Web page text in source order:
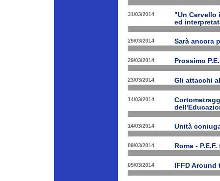
31/03/2014
"Un Cervello
ed
29/03/2014 Sarà ancora
29/03/2014 Prossimo
23/03/2014 Gli attacchi
14/03/2014
14/03/2014 Unità
09/03/2014 Roma -
09/03/2014 IFFD